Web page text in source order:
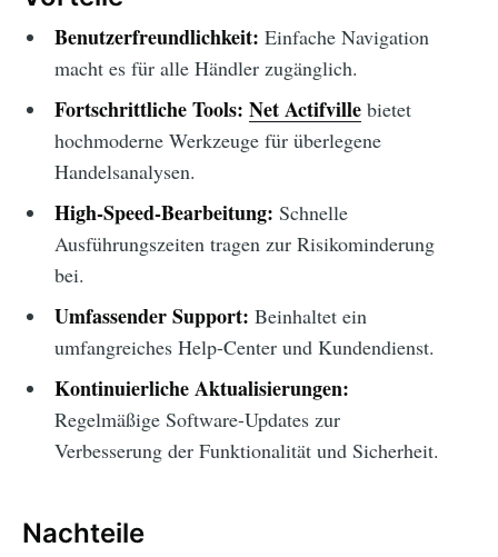
Benutzerfreundlichkeit: Einfache Navigation
macht es für alle Händler zugänglich.
Fortschrittliche Tools: Net Actifvillebietet
hochmoderne Werkzeuge für überlegene
Handelsanalysen.
High-Speed-Bearbeitung: Schnelle
Ausführungszeiten tragen zur Risikominderung
bei.
Umfassender Support: Beinhaltet ein
umfangreiches Help-Center und Kundendienst.
Kontinuierliche Aktualisierungen:
Regelmäßige Software-Updates zur
Verbesserung der Funktionalität und Sicherheit.
Nachteile